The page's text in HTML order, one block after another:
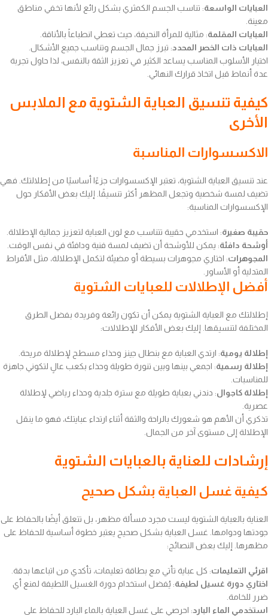
العبايات الواسعة: تناسب الجسم الكمثري بشكل رائع لأنها تخفي مناطق
معينة.
العبايات المقلمة: مثالية للمرأة النحيفة، حيث تعطي انطباعاً بالأناقة.
العبايات ذات الخصر المحدد: تبرز جمال الجسم وتناسب جميع الأشكال.
اختيار الأسلوب المناسب يساعد الكثير في تعزيز الثقة بالنفس، لذا حاول تجربة
عدة أنماط قبل اتخاذ قرارك النهائي.
كيفية تنسيق العباية الشتوية مع الملابس
الأخرى
الاكسسوارات المناسبة
عند تنسيق العباية الشتوية، تعتبر الإكسسوارات جزءًا أساسيًا من إطلالتك. فهي
تضيف لمسة شخصية وتجعل المظهر أكثر تنسيقًا. إليك بعض الأفكار حول
الإكسسوارات المناسبة:
حقيبة صغيرة: استخدمي حقيبة تتناسب مع لون العباية لتعزيز جمالية الإطلالة.
أوشحة دافئة: يمكن للأوشحة أن تضيف لمسة فنية ودافئة في نفس الوقت.
المجوهرات: اختاري مجوهرات بسيطة أو مضيئة لتكمل الإطلالة، مثل الأقراط
المتدلية أو الأساور.
أفضل الإطلالات للعبايات الشتوية
إطلالتك مع العباية الشتوية يمكن أن تكون رائعة وفريدة بفضل الطرق
المختلفة لتنسيقها. إليك بعض الأفكار للإطلالات:
إطلالة يومية: ارتدي العباية مع بنطال جينز وحذاء مسطح لإطلالة مريحة.
إطلالة رسمية: اجمعي بينها وبين تنورة طويلة وحذاء بكعب عالٍ لتكوني جاهزة
للمناسبات.
إطلالة كاجوال: دندني بعباية طويلة مع سترة جلدية وحذاء رياضي لإطلالة
عصرية.
تذكري أن الأهم هو شعورك بالراحة والثقة أثناء ارتداء عبايتك، فهو ما ينقل
الإطلالة إلى مستوى آخر من الجمال.
إرشادات للعناية بالعبايات الشتوية
كيفية غسل العباية بشكل صحيح
العناية بالعباية الشتوية ليست مجرد مسألة مظهر، بل تتعلق أيضًا بالحفاظ على
جودتها ودوامها. غسل العباية بشكل صحيح يعتبر خطوة أساسية للحفاظ على
مظهرها. إليك بعض النصائح:
اقرئي التعليمات: كل عباية تأتي مع بطاقة تعليمات، تأكدي من اتباعها بدقة.
اختاري دورة غسيل لطيفة: يُفضل استخدام دورة الغسيل اللطيفة لمنع أي
ضرر للخامة.
استخدمي الماء البارد: احرصي على غسل العباية بالماء البارد للحفاظ على